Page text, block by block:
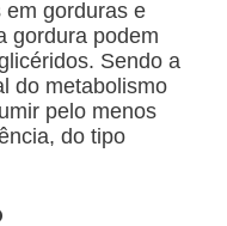
em gorduras e
gordura podem
Sendo a
do metabolismo
pelo menos
do tipo